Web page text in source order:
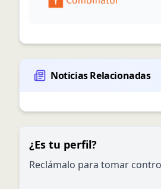
Noticias Relacionadas
¿Es tu perfil?
Reclámalo para tomar